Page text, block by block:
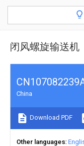
闭风螺旋输送机
China
Download PDF
Other languages